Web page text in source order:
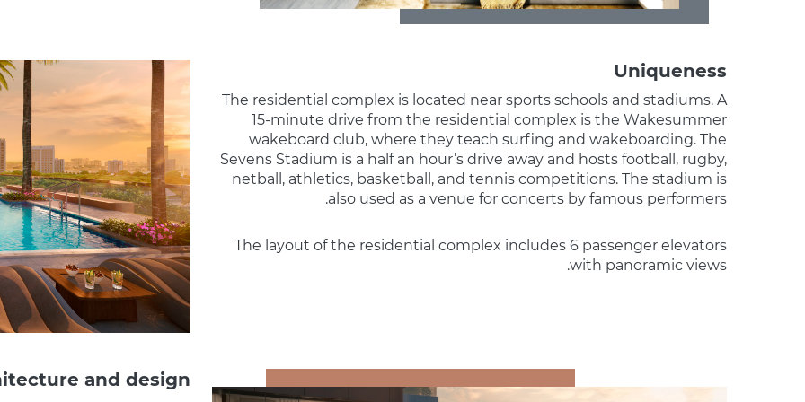
Uniqueness
The residential complex is located near sports schools and stadiums. A
15-minute drive from the residential complex is the Wakesummer
wakeboard club, where they teach surfing and wakeboarding. The
Sevens Stadium is a half an hour’s drive away and hosts football, rugby,
netball, athletics, basketball, and tennis competitions. The stadium is
also used as a venue for concerts by famous performers.
The layout of the residential complex includes 6 passenger elevators
with panoramic views.
and design